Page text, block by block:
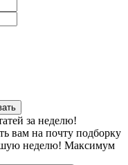
за неделю!
вам на почту подборку
неделю! Максимум